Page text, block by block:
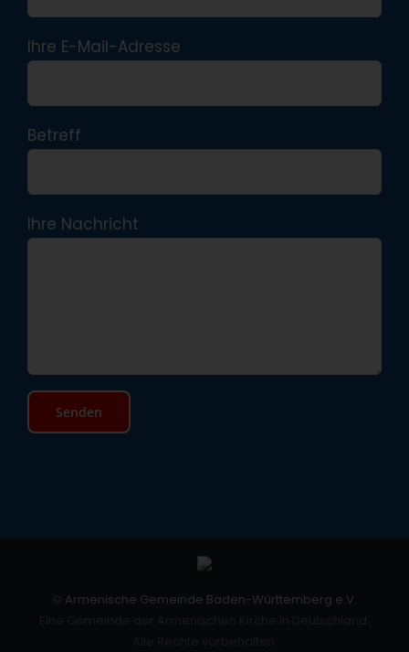
Ihre E-Mail-Adresse
Betreff
Ihre Nachricht
Armenische Gemeinde Baden-Württemberg e.V.